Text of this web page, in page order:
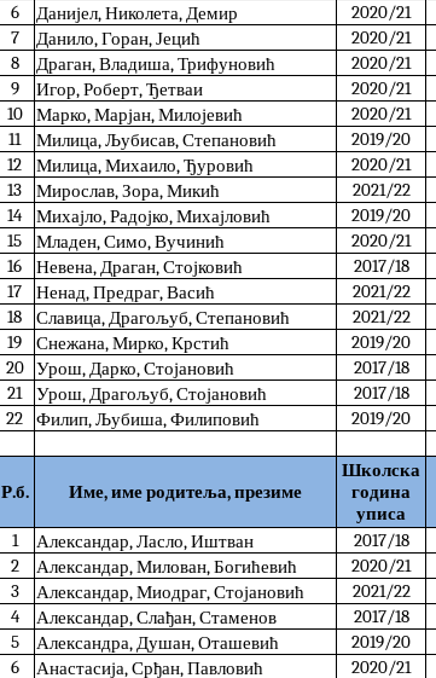
6
Данијел, Николета, Демир 2020/21
7
Данило, Горан, Јецић 2020/21
8
Драган, Владиша, Трифуновић 2020/21
9
Игор, Роберт, Ђетваи 2020/21
10
Марко, Марјан, Милојевић 2020/21
11
Милица, Љубисав, Степановић 2019/20
12
Милица, Михаило, Ђуровић 2020/21
13
Мирослав, Зора, Микић 2021/22
14
Михајло, Радојко, Михајловић 2019/20
15
Младен, Симо, Вучинић 2020/21
16
Невена, Драган, Стојковић 2017/18
17
Ненад, Предраг, Васић 2021/22
18
Славица, Драгољуб, Степановић 2021/22
19
Снежана, Мирко, Крстић 2019/20
20 Урош, Дарко, Стојановић 2017/18
21
Урош, Драгољуб, Стојановић 2017/18
22
Филип, Љубиша, Филиповић 2019/20
Р.б. Име, име родитеља, презиме
Школска
година
уписа
1 Александар, Ласло, Иштван 2017/18
2
Александар, Милован, Богићевић 2020/21
3
Александар, Миодраг, Стојановић 2021/22
4
Александар, Слађан, Стаменов 2017/18
5
Александра, Душан, Оташевић 2019/20
6
Анастасија, Срђан, Павловић 2020/21